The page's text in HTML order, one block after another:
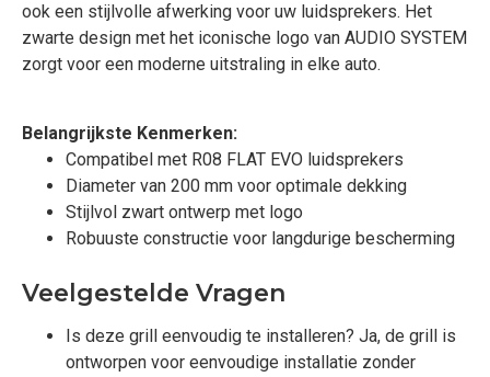
ook een stijlvolle afwerking voor uw luidsprekers. Het
zwarte design met het iconische logo van AUDIO SYSTEM
zorgt voor een moderne uitstraling in elke auto.
Belangrijkste Kenmerken:
Compatibel met R08 FLAT EVO luidsprekers
Diameter van 200 mm voor optimale dekking
Stijlvol zwart ontwerp met logo
Robuuste constructie voor langdurige bescherming
Veelgestelde Vragen
Is deze grill eenvoudig te installeren? Ja, de grill is
ontworpen voor eenvoudige installatie zonder